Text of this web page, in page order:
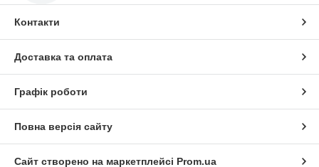
Контакти
Доставка та оплата
Графік роботи
Повна версія сайту
Сайт створено на маркетплейсі Prom.ua